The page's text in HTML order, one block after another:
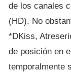
de los canales
(HD). No
*DKiss,
de posición en
temporalmente